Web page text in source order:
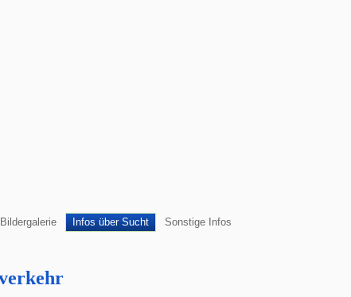
Bildergalerie Infos über Sucht Sonstige Infos